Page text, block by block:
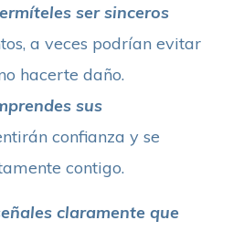
ser sinceros
a veces podrían evitar
hacerte daño.
sus
confianza y se
contigo.
claramente que